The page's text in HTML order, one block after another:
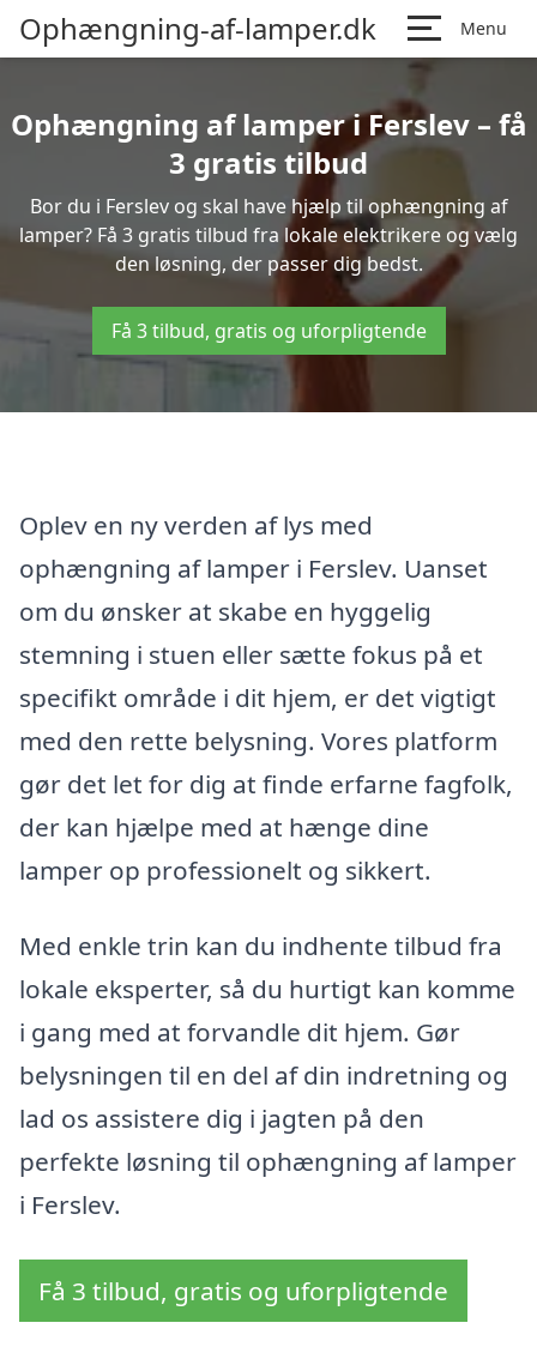
Ophængning-af-lamper.dk Menu
Ophængning af lamper i Ferslev – få
3 gratis tilbud
Bor du i Ferslev og skal have hjælp til ophængning af
lamper? Få 3 gratis tilbud fra lokale elektrikere og vælg
den løsning, der passer dig bedst.
Få 3 tilbud, gratis og uforpligtende
Oplev en ny verden af lys med
ophængning af lamper i Ferslev. Uanset
om du ønsker at skabe en hyggelig
stemning i stuen eller sætte fokus på et
specifikt område i dit hjem, er det vigtigt
med den rette belysning. Vores platform
gør det let for dig at finde erfarne fagfolk,
der kan hjælpe med at hænge dine
lamper op professionelt og sikkert.
Med enkle trin kan du indhente tilbud fra
lokale eksperter, så du hurtigt kan komme
i gang med at forvandle dit hjem. Gør
belysningen til en del af din indretning og
lad os assistere dig i jagten på den
perfekte løsning til ophængning af lamper
i Ferslev.
Få 3 tilbud, gratis og uforpligtende